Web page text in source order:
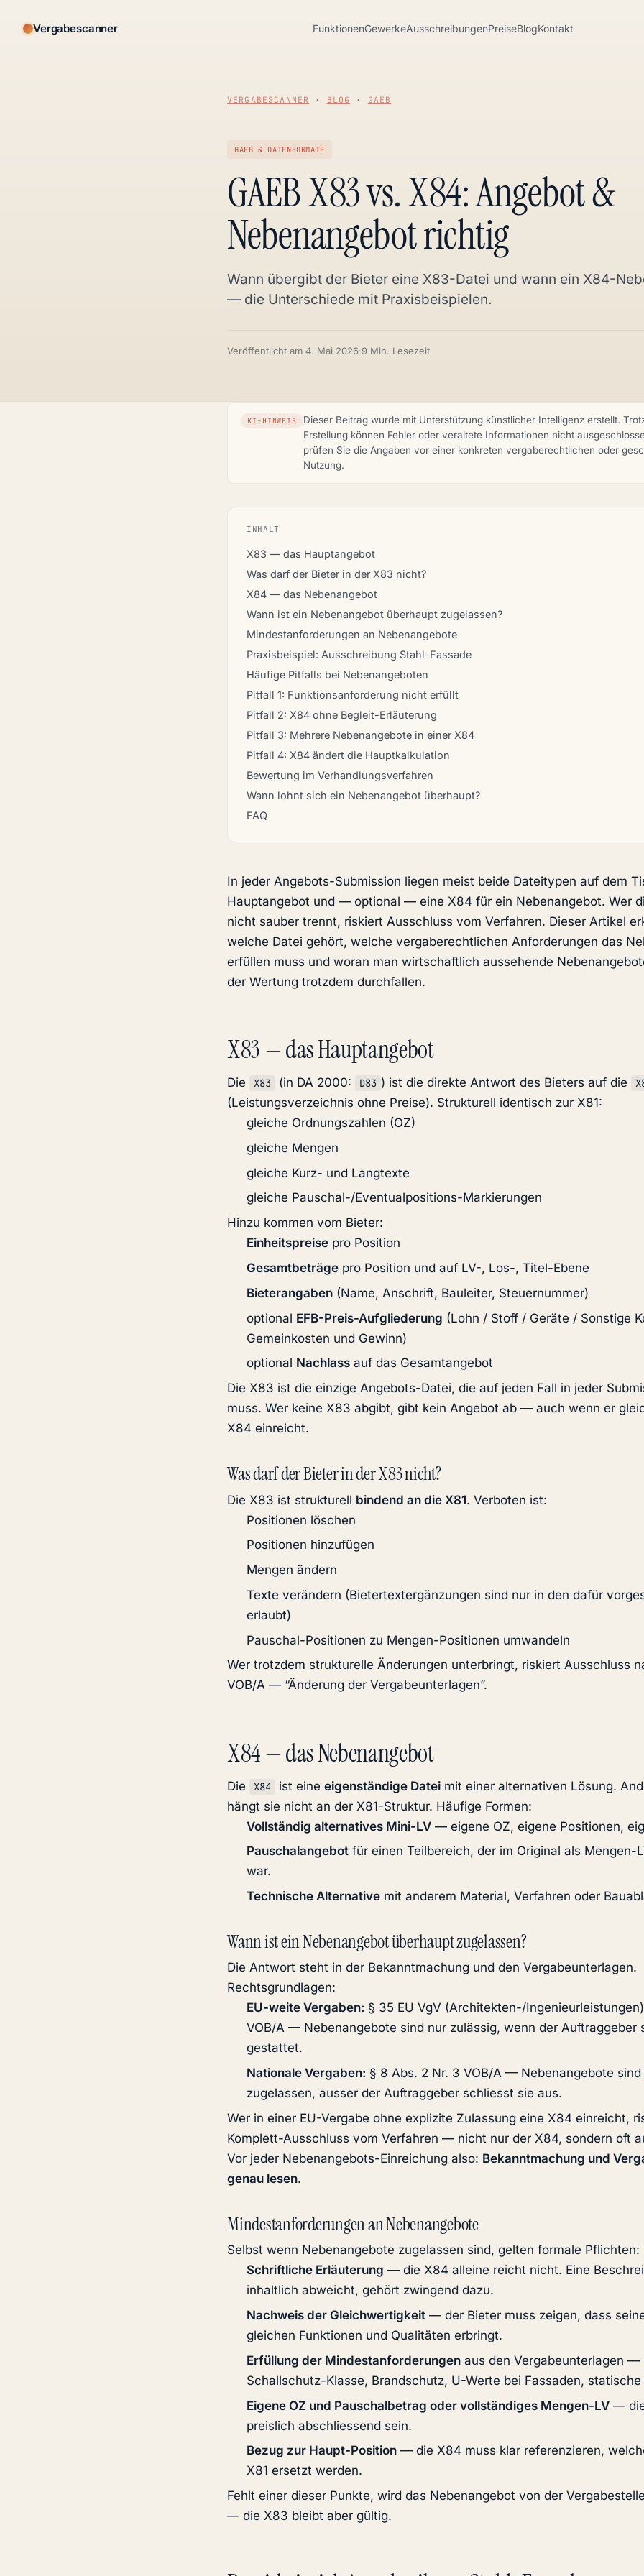
Vergabescanner FunktionenGewerkeAusschreibungenPreiseBlogKontakt
VERGABESCANNER · BLOG · GAEB
GAEB & DATENFORMATE
GAEB X83 vs. X84: Angebot &
Nebenangebot richtig
Wann übergibt der Bieter eine X83-Datei und wann ein X84-
— die Unterschiede mit Praxisbeispielen.
Veröffentlicht am 4. Mai 2026·9 Min. Lesezeit
KI-HINWEIS
Dieser Beitrag wurde mit Unterstützung künstlicher Intelligenz erstellt.
Erstellung können Fehler oder veraltete Informationen nicht
prüfen Sie die Angaben vor einer konkreten vergaberechtlichen oder
Nutzung.
INHALT
X83 — das Hauptangebot
Was darf der Bieter in der X83 nicht?
X84 — das Nebenangebot
Wann ist ein Nebenangebot überhaupt zugelassen?
Mindestanforderungen an Nebenangebote
Praxisbeispiel: Ausschreibung Stahl-Fassade
Häufige Pitfalls bei Nebenangeboten
Pitfall 1: Funktionsanforderung nicht erfüllt
Pitfall 2: X84 ohne Begleit-Erläuterung
Pitfall 3: Mehrere Nebenangebote in einer X84
Pitfall 4: X84 ändert die Hauptkalkulation
Bewertung im Verhandlungsverfahren
Wann lohnt sich ein Nebenangebot überhaupt?
FAQ
In jeder Angebots-Submission liegen meist beide Dateitypen auf dem
Hauptangebot und — optional — eine X84 für ein Nebenangebot. Wer
nicht sauber trennt, riskiert Ausschluss vom Verfahren. Dieser Artikel
welche Datei gehört, welche vergaberechtlichen Anforderungen das
erfüllen muss und woran man wirtschaftlich aussehende
der Wertung trotzdem durchfallen.
X83 — das Hauptangebot
Die X83 (in DA 2000: D83 ) ist die direkte Antwort des Bieters auf die
(Leistungsverzeichnis ohne Preise). Strukturell identisch zur X81:
gleiche Ordnungszahlen (OZ)
gleiche Mengen
gleiche Kurz- und Langtexte
gleiche Pauschal-/Eventualpositions-Markierungen
Hinzu kommen vom Bieter:
Einheitspreise pro Position
Gesamtbeträge pro Position und auf LV-, Los-, Titel-Ebene
Bieterangaben (Name, Anschrift, Bauleiter, Steuernummer)
optional EFB-Preis-Aufgliederung (Lohn / Stoff / Geräte / Sonstige
Gemeinkosten und Gewinn)
optional Nachlass auf das Gesamtangebot
Die X83 ist die einzige Angebots-Datei, die auf jeden Fall in jeder
muss. Wer keine X83 abgibt, gibt kein Angebot ab — auch wenn er
X84 einreicht.
Was darf der Bieter in der X83 nicht?
Die X83 ist strukturell bindend an die X81. Verboten ist:
Positionen löschen
Positionen hinzufügen
Mengen ändern
Texte verändern (Bietertextergänzungen sind nur in den dafür
erlaubt)
Pauschal-Positionen zu Mengen-Positionen umwandeln
Wer trotzdem strukturelle Änderungen unterbringt, riskiert Ausschluss
VOB/A — “Änderung der Vergabeunterlagen”.
X84 — das Nebenangebot
Die X84 ist eine eigenständige Datei mit einer alternativen Lösung.
hängt sie nicht an der X81-Struktur. Häufige Formen:
Vollständig alternatives Mini-LV — eigene OZ, eigene Positionen,
Pauschalangebot für einen Teilbereich, der im Original als Mengen-
war.
Technische Alternative mit anderem Material, Verfahren oder
Wann ist ein Nebenangebot überhaupt zugelassen?
Die Antwort steht in der Bekanntmachung und den Vergabeunterlagen.
Rechtsgrundlagen:
EU-weite Vergaben: § 35 EU VgV (Architekten-/
VOB/A — Nebenangebote sind nur zulässig, wenn der Auftraggeber
gestattet.
Nationale Vergaben: § 8 Abs. 2 Nr. 3 VOB/A — Nebenangebote
zugelassen, ausser der Auftraggeber schliesst sie aus.
Wer in einer EU-Vergabe ohne explizite Zulassung eine X84 einreicht,
Komplett-Ausschluss vom Verfahren — nicht nur der X84, sondern oft
Vor jeder Nebenangebots-Einreichung also: Bekanntmachung und
genau lesen.
Mindestanforderungen an Nebenangebote
Selbst wenn Nebenangebote zugelassen sind, gelten formale Pflichten:
Schriftliche Erläuterung — die X84 alleine reicht nicht. Eine
inhaltlich abweicht, gehört zwingend dazu.
Nachweis der Gleichwertigkeit — der Bieter muss zeigen, dass
gleichen Funktionen und Qualitäten erbringt.
Erfüllung der Mindestanforderungen aus den Vergabeunterlagen —
Schallschutz-Klasse, Brandschutz, U-Werte bei Fassaden,
Eigene OZ und Pauschalbetrag oder vollständiges Mengen-LV —
preislich abschliessend sein.
Bezug zur Haupt-Position — die X84 muss klar referenzieren,
X81 ersetzt werden.
Fehlt einer dieser Punkte, wird das Nebenangebot von der
— die X83 bleibt aber gültig.